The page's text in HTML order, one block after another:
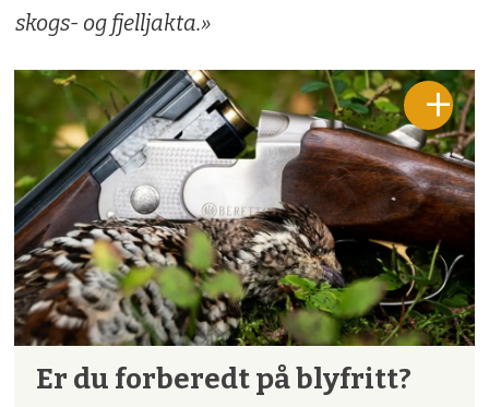
skogs- og fjelljakta.»
Er du forberedt på blyfritt?